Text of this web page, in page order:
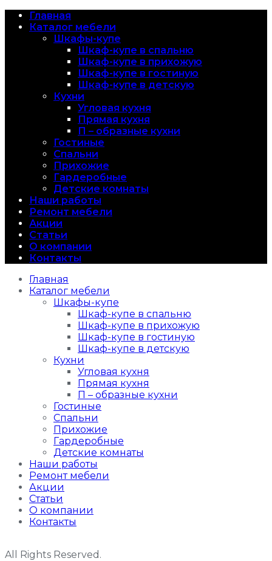
Главная
Каталог мебели
Шкафы-купе
Шкаф-купе в спальню
Шкаф-купе в прихожую
Шкаф-купе в гостиную
Шкаф-купе в детскую
Кухни
Угловая кухня
Прямая кухня
П – образные кухни
Гостиные
Спальни
Прихожие
Гардеробные
Детские комнаты
Наши работы
Ремонт мебели
Акции
Статьи
О компании
Контакты
Главная
Каталог мебели
Шкафы-купе
Шкаф-купе в спальню
Шкаф-купе в прихожую
Шкаф-купе в гостиную
Шкаф-купе в детскую
Кухни
Угловая кухня
Прямая кухня
П – образные кухни
Гостиные
Спальни
Прихожие
Гардеробные
Детские комнаты
Наши работы
Ремонт мебели
Акции
Статьи
О компании
Контакты
All Rights Reserved.